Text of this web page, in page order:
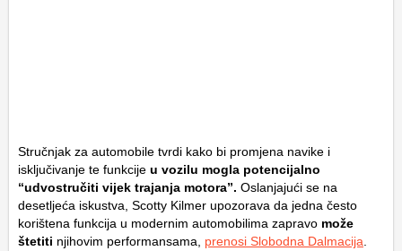
Stručnjak za automobile tvrdi kako bi promjena navike i
isključivanje te funkcije u vozilu mogla potencijalno
“udvostručiti vijek trajanja motora”. Oslanjajući se na
desetljeća iskustva, Scotty Kilmer upozorava da jedna često
korištena funkcija u modernim automobilima zapravo može
štetiti njihovim performansama, prenosi Slobodna Dalmacija.